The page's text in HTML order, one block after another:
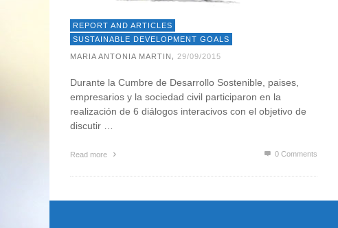
REPORT AND ARTICLES
SUSTAINABLE DEVELOPMENT GOALS
MARIA ANTONIA MARTIN 29/09/2015
Durante la Cumbre de Desarrollo Sostenible, paises,
empresarios y la sociedad civil participaron en la
realización de 6 diálogos interacivos con el objetivo de
discutir …
Read more 0 Comments